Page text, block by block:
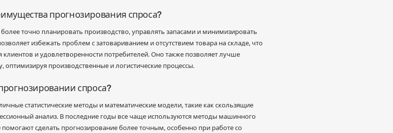
прогнозирования спроса?
точно планировать производство, управлять запасами и минимизировать
избежать проблем с затовариванием и отсутствием товара на складе, что
и удовлетворенности потребителей. Оно также позволяет лучше
производственные и логистические процессы.
спроса?
статистические методы и математические модели, такие как скользящие
анализ. В последние годы все чаще используются методы машинного
помогают сделать прогнозирование более точным, особенно при работе со